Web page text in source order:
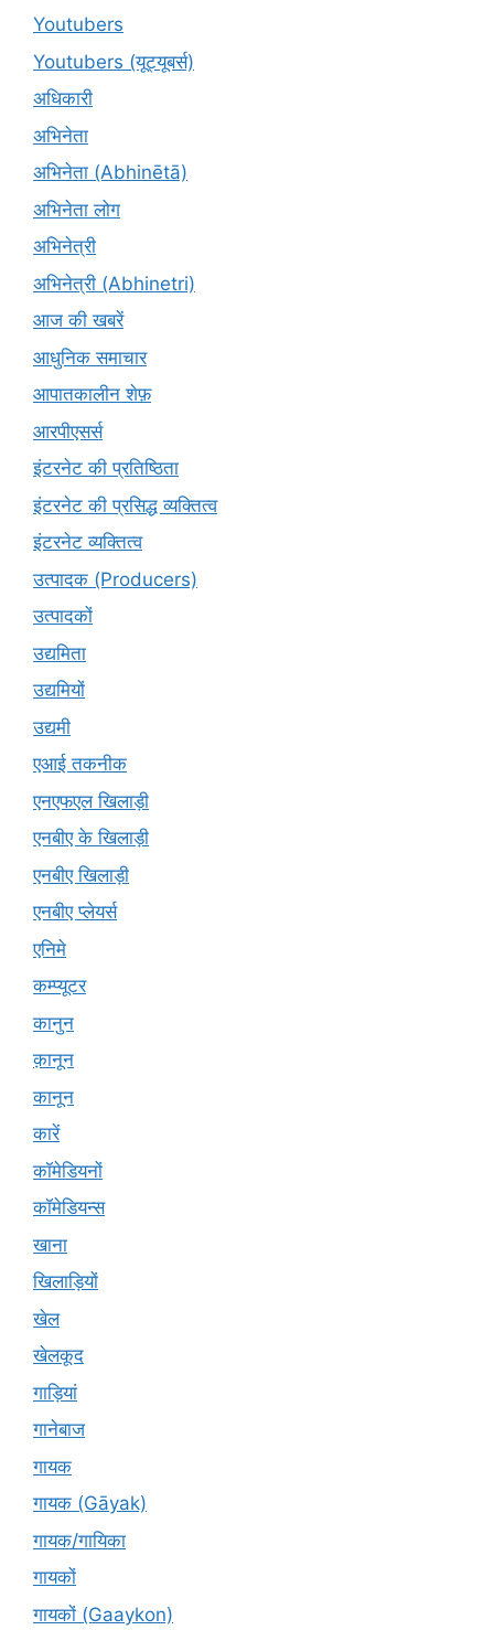
Youtubers
Youtubers (यूट्यूबर्स)
अधिकारी
अभिनेता
अभिनेता (Abhinētā)
अभिनेता लोग
अभिनेत्री
अभिनेत्री (Abhinetri)
आज की खबरें
आधुनिक समाचार
आपातकालीन शेफ़
आरपीएसर्स
इंटरनेट की प्रतिष्ठिता
इंटरनेट की प्रसिद्ध व्यक्तित्व
इंटरनेट व्यक्तित्व
उत्पादक (Producers)
उत्पादकों
उद्यमिता
उद्यमियों
उद्यमी
एआई तकनीक
एनएफएल खिलाड़ी
एनबीए के खिलाड़ी
एनबीए खिलाड़ी
एनबीए प्लेयर्स
एनिमे
कम्प्यूटर
कानुन
क़ानून
कानून
कारें
कॉमेडियनों
कॉमेडियन्स
खाना
खिलाड़ियों
खेल
खेलकूद
गाड़ियां
गानेबाज
गायक
गायक (Gāyak)
गायक/गायिका
गायकों
गायकों (Gaaykon)